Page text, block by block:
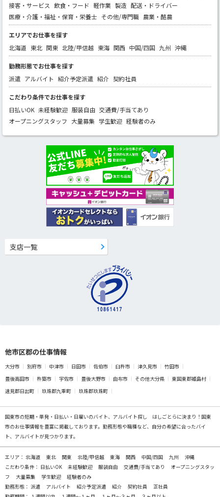
接客・サービス 飲食・フード 軽作業 製造 配送・ドライバー
医療・介護・福祉・保育・栄養士 その他/専門職 農業・酪農
エリアでお仕事を探す
北海道 東北 関東 北陸/甲信越 東海 関西 中国/四国 九州 沖縄
勤務形態でお仕事を探す
派遣 アルバイト 紹介予定派遣 紹介 契約社員
こだわり条件でお仕事を探す
日払いOK 未経験歓迎 服装自由 交通費/手当てあり
オープニングスタッフ 大量募集 学生歓迎 経験者のみ
支店一覧
他市区郡の仕事情報
大分市 別府市 中津市 日田市 佐伯市 臼杵市 津久見市
竹田市
豊後高田市
杵築市 宇佐市 豊後大野市 由布市 その他大分県
東国東郡姫島村
速見郡日出町
玖珠郡九重町 玖珠郡玖珠町
国東市の短期・単発・日払い・日雇いのバイト、アルバイト探し
はしごとらに決まり！国東
市のお仕事情報を豊富に掲載しております。勤務形態や職種など、自分の希望に合ったバイ
ト、アルバイトが見つかります。
エリア： 北海道 東北 関東 北陸/甲信越 東海 関西 中国/四国 九州
沖縄
こだわり条件： 日払いOK 未経験歓迎 服装自由 交通費/手当てあり
オープニングスタッ
フ
大量募集 学生歓迎
経験者のみ
勤務形態： 派遣 アルバイト 紹介予定派遣 紹介 契約社員
正社員